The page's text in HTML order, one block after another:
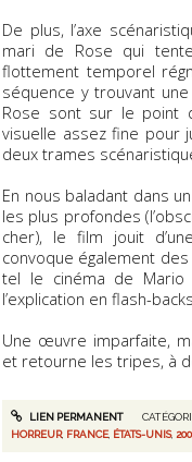
De plus, l’axe
mari de Rose qui
flottement temporel
séquence y trouvant
Rose sont sur le point
visuelle assez fine pour
deux trames
En nous baladant dans
les plus profondes
cher), le film jouit
convoque également
tel le cinéma de Mario
l’explication en flash-backs.
Une œuvre imparfaite,
et retourne les tripes, à
LIEN PERMANENT
HORREUR, FRANCE ÉTATS-UNIS,